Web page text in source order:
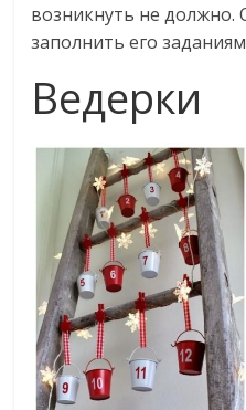
возникнуть не должно.
заполнить его
Ведерки